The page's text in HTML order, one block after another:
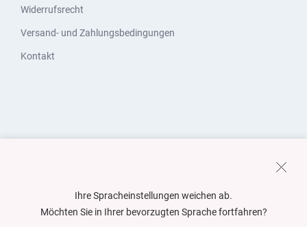
Widerrufsrecht
Versand- und Zahlungsbedingungen
Kontakt
Ihre Spracheinstellungen weichen ab.
Möchten Sie in Ihrer bevorzugten Sprache fortfahren?